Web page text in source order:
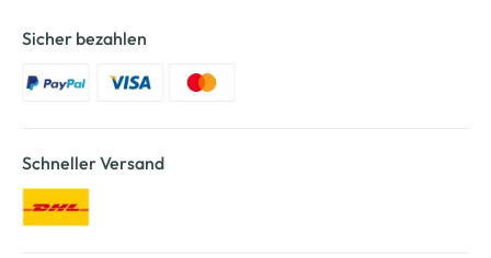
Sicher bezahlen
Schneller Versand